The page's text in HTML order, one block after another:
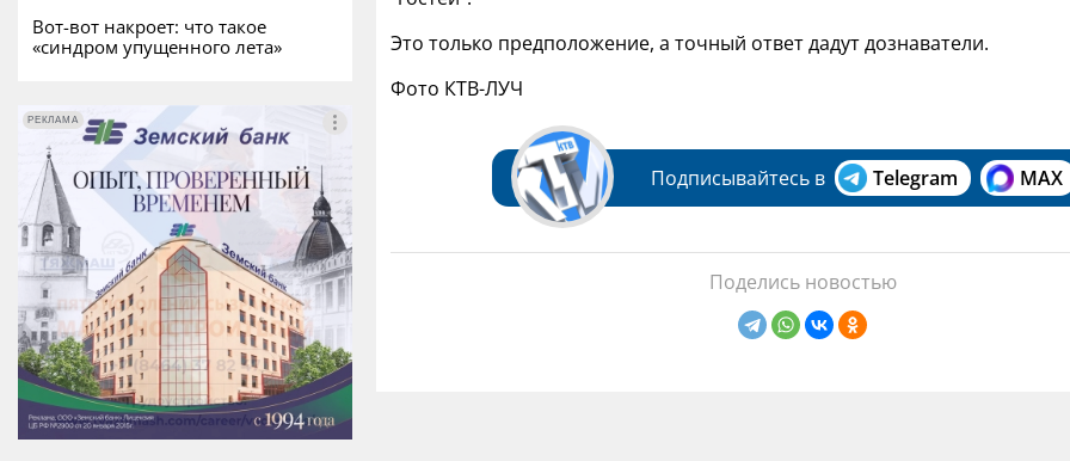
Вот-вот накроет: что такое
«синдром упущенного лета»
РЕКЛАМА
РЕКЛАМА
Это только предположение, а точный ответ дадут дознаватели.
Фото КТВ-ЛУЧ
Подписывайтесь в Telegram MAX
Поделись новостью